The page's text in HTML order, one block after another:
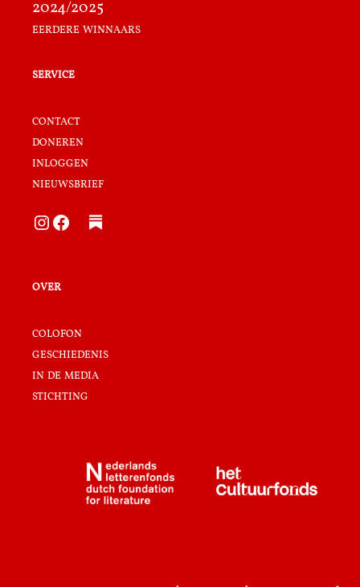
2024/2025
eerdere winnaars
service
contact
doneren
inloggen
nieuwsbrief
Instagram Facebook
over
colofon
geschiedenis
in de media
stichting